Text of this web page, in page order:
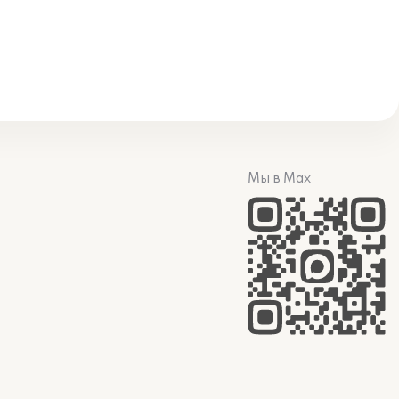
Мы в Max